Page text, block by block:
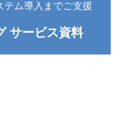
テム導入までご支援
サービス資料